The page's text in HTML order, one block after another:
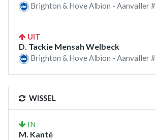
Brighton & Hove Albion - Aanvaller #
UIT
D. Tackie Mensah Welbeck
Brighton & Hove Albion - Aanvaller #
WISSEL
IN
M. Kanté